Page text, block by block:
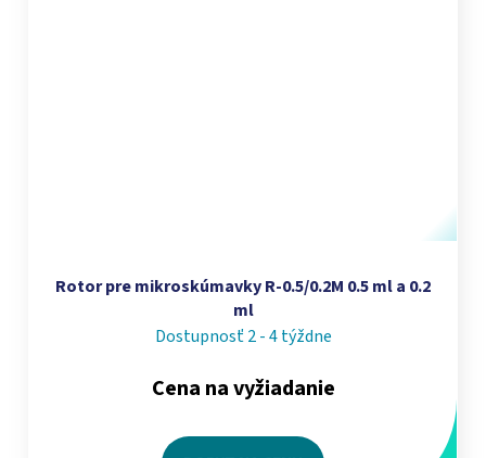
Rotor pre mikroskúmavky R-0.5/0.2M 0.5 ml a 0.2
ml
Dostupnosť 2 - 4 týždne
Cena na vyžiadanie